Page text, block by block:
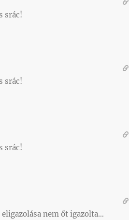
srác!
srác!
srác!
nem őt igazolta…